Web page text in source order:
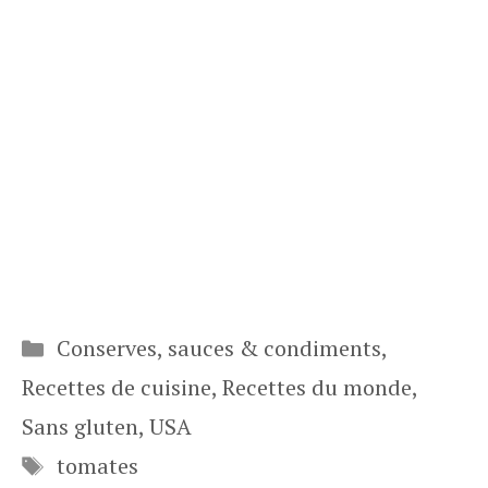
Catégories
Conserves, sauces & condiments,
Recettes de cuisine, Recettes du monde,
Sans gluten, USA
Étiquettes
tomates